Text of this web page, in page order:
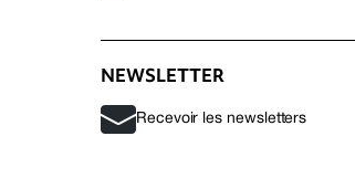
NEWSLETTER
Recevoir les newsletters